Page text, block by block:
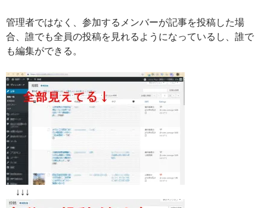
管理者ではなく、参加するメンバーが記事を投稿した場
合、誰でも全員の投稿を見れるようになっているし、誰で
も編集ができる。
↓↓↓